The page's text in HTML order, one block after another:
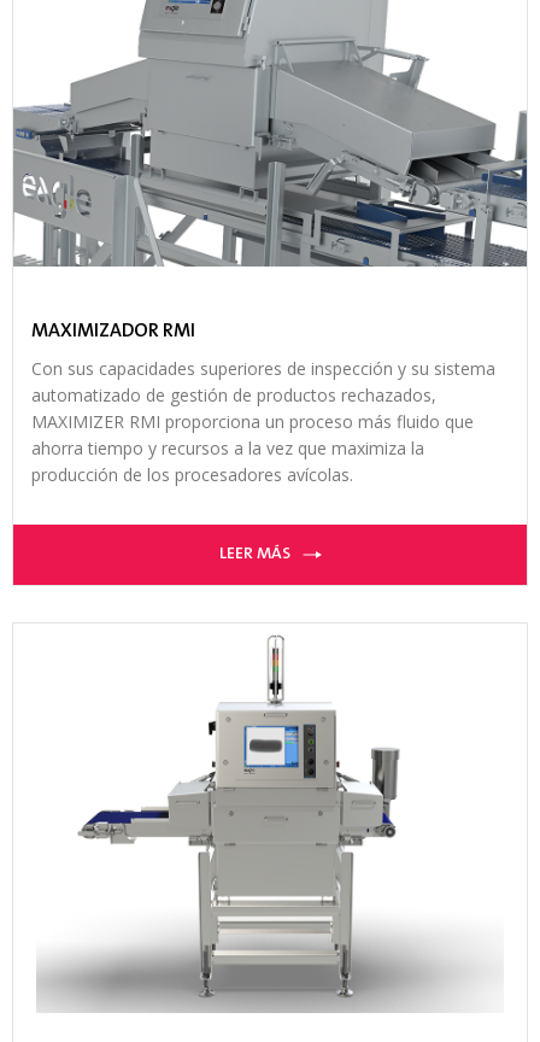
MAXIMIZADOR RMI
Con sus capacidades superiores de inspección y su sistema
automatizado de gestión de productos rechazados,
MAXIMIZER RMI proporciona un proceso más fluido que
ahorra tiempo y recursos a la vez que maximiza la
producción de los procesadores avícolas.
LEER MÁS